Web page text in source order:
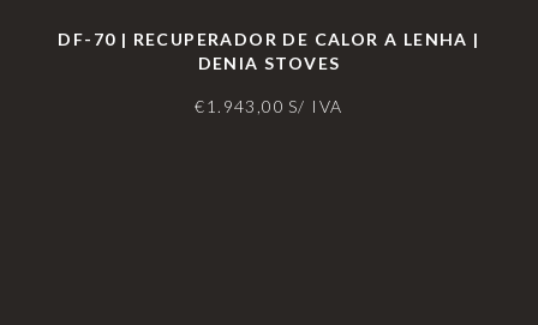
DF-70 | RECUPERADOR DE CALOR A LENHA |
DENIA STOVES
€1.943,00 S/ IVA